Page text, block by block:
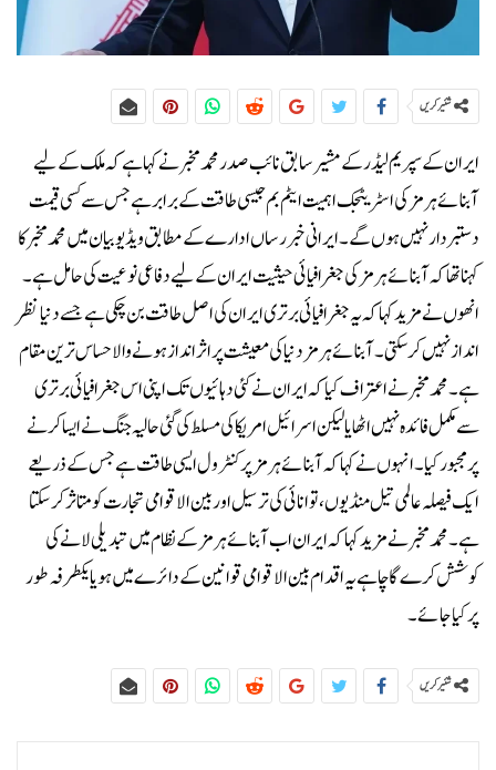
شئیر کریں
ایران کے سپریم لیڈر کے مشیر سابق نائب صدر محمد مخبر نے کہا ہے کہ ملک کے لیے
آبنائے ہرمز کی اسٹریٹجک اہمیت ایٹم بم جیسی طاقت کے برابر ہے جس سے کسی قیمت
دستبردار نہیں ہوں گے۔ایرانی خبر رساں ادارے کے مطابق ویڈیو بیان میں محمد مخبر کا
کہنا تھا کہ آبنائے ہرمز کی جغرافیائی حیثیت ایران کے لیے دفاعی نوعیت کی حامل ہے۔
انھوں نے مزید کہا کہ یہ جغرافیائی برتری ایران کی اصل طاقت بن چکی ہے جسے دنیا نظر
انداز نہیں کرسکتی۔ آبنائے ہرمز دنیا کی معیشت پر اثر انداز ہونے والا حساس ترین مقام
ہے۔محمد مخبر نے اعتراف کیا کہ ایران نے کئی دہائیوں تک اپنی اس جغرافیائی برتری
سے مکمل فائدہ نہیں اٹھایا لیکن اسرائیل امریکا کی مسلط کی گئی حالیہ جنگ نے ایسا کرنے
پر مجبور کیا۔انہوں نے کہا کہ آبنائے ہرمز پر کنٹرول ایسی طاقت ہے جس کے ذریعے
ایک فیصلہ عالمی تیل منڈیوں، توانائی کی ترسیل اور بین الاقوامی تجارت کو متاثر کرسکتا
ہے۔محمد مخبر نے مزید کہا کہ ایران اب آبنائے ہرمز کے نظام میں تبدیلی لانے کی
کوشش کرے گا چاہے یہ اقدام بین الاقوامی قوانین کے دائرے میں ہو یا یکطرفہ طور
پر کیا جائے۔
شئیر کریں